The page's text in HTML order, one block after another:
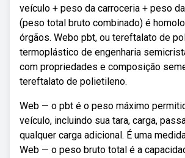
veículo + peso da carroceria + peso
(peso total bruto combinado) é
órgãos. Webo pbt, ou tereftalato de
termoplástico de engenharia
com propriedades e composição
tereftalato de polietileno.
Web — o pbt é o peso máximo
veículo, incluindo sua tara, carga,
qualquer carga adicional. É uma
Web — o peso bruto total é a